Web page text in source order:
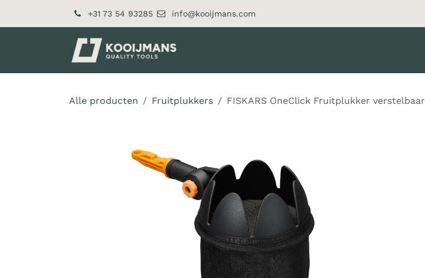
+31 73 54 93285 info@kooijmans.com
Alle producten Fruitplukkers FISKARS OneClick Fruitplukker verstelbaar